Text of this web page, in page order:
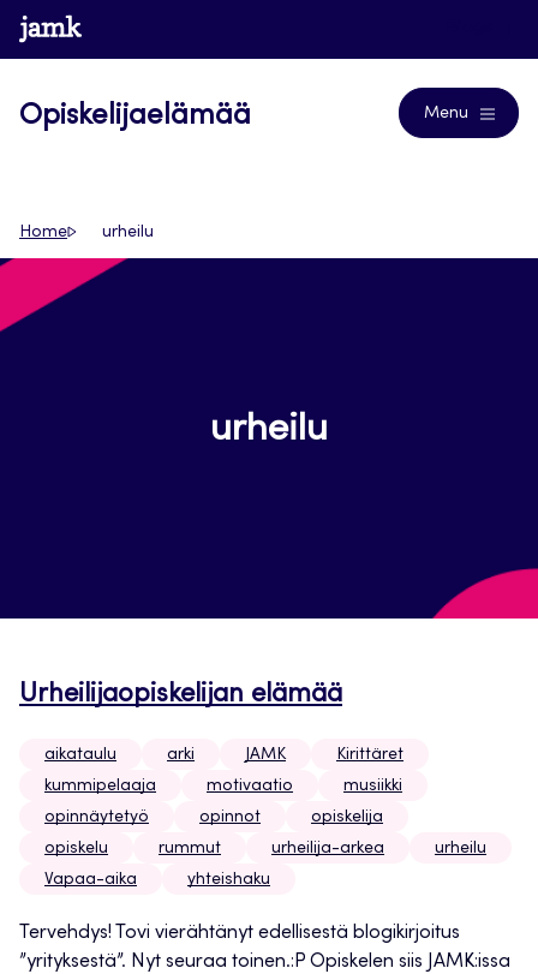
Siirry
suoraan
www.jamk.fi
Opiskelijaelämää Menu
Home urheilu
urheilu
Urheilijaopiskelijan elämää
aikataulu arki JAMK
Kirittäret
kummipelaaja
motivaatio
musiikki
opinnäytetyö
opinnot
opiskelija
opiskelu
rummut urheilija-arkea
urheilu
Vapaa-aika
yhteishaku
Tervehdys! Tovi vierähtänyt edellisestä blogikirjoitus
”yrityksestä”. Nyt seuraa toinen.:P Opiskelen siis JAMK:issa